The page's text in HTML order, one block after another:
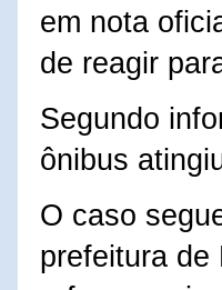
em nota
de reagir
Segundo
ônibus
O caso
prefeitura de